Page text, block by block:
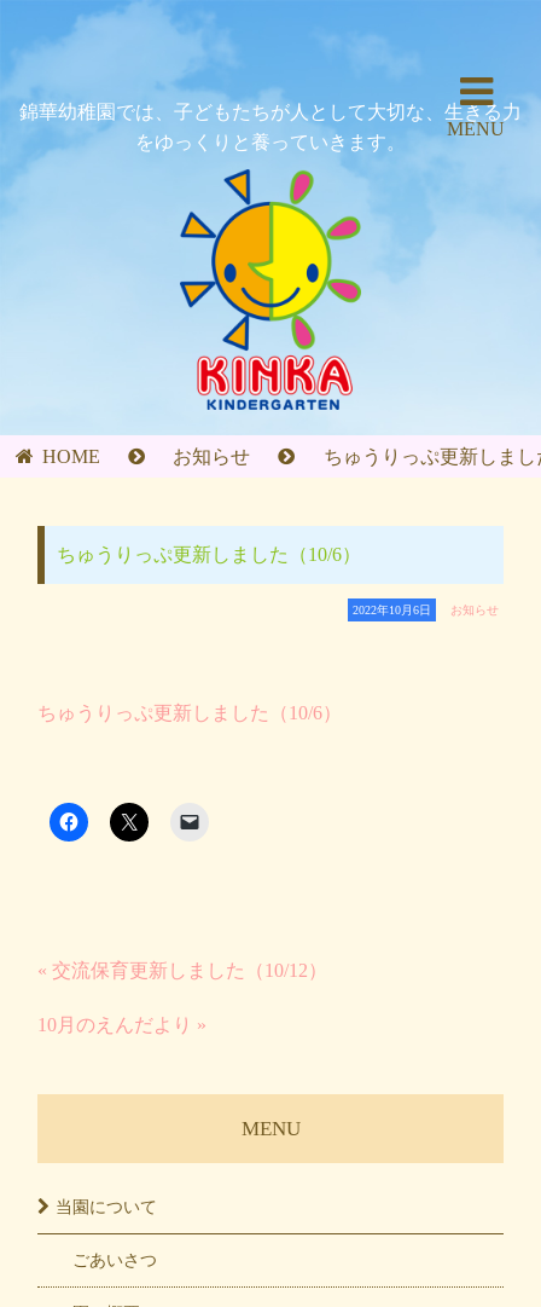
錦華幼稚園では、子どもたちが人として大切な、生きる力
をゆっくりと養っていきます。
MENU
HOME お知らせ ちゅうりっぷ更新しまし
ちゅうりっぷ更新しました（10/6）
2022年10月6日 お知らせ
ちゅうりっぷ更新しました（10/6）
« 交流保育更新しました（10/12）
10月のえんだより »
MENU
当園について
ごあいさつ